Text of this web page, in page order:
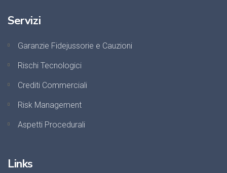
Servizi
Garanzie Fidejussorie e Cauzioni
Rischi Tecnologici
Crediti Commerciali
Risk Management
Aspetti Procedurali
Links